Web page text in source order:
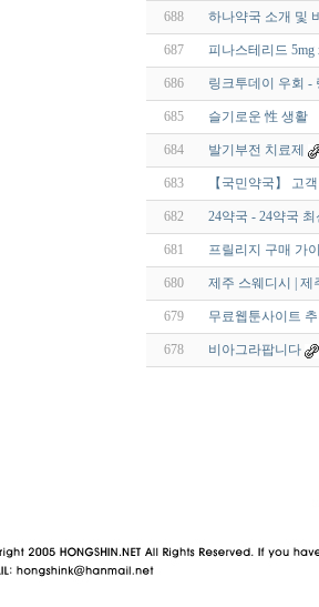
688 하나약국 소개 및
687 피나스테리드
686 링크투데이 우회
685 슬기로운 性 생활
684 발기부전 치료제
683 【국민약국】 고
682 24약국 - 24약국
681 프릴리지 구매 가
680 제주 스웨디시 |
679 무료웹툰사이트
678 비아그라팝니다